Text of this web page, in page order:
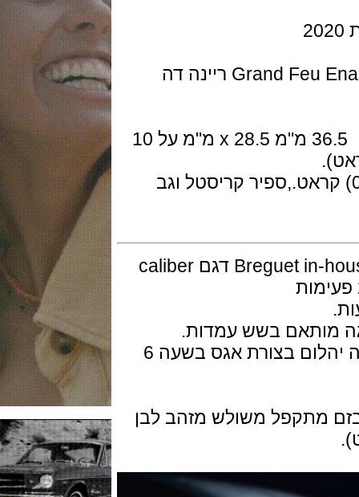
חוגת השעון אמייל גרנד פו - Grand Feu Enamel Dial ריינה דה
גוף השעון אובלי בזהב לבן 18 קארט, 36.5 מ"מ x 28.5 מ"מ על 10
יהלום חתוך בריולט (0.26) קראט.,ספיר קריסטל וגב
המנגנון מכני אוטומטי ביצור עצמי Breguet in-house דגם caliber
חוגת אמייל יוקרתית עם חתימת בריגה יהלום בצורת אגס בשעה 6
מתקפל משולש מזהב לבן